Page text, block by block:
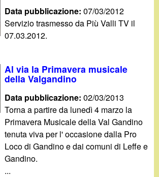
Data pubblicazione:07/03/2012
Servizio trasmesso da Più Valli TV il
07.03.2012.
Al via la Primavera musicale
della Valgandino
Data pubblicazione:02/03/2013
Torna a partire da lunedì 4 marzo la
Primavera Musicale della Val Gandino
tenuta viva per l' occasione dalla Pro
Loco di Gandino e dai comuni di Leffe e
Gandino.
...